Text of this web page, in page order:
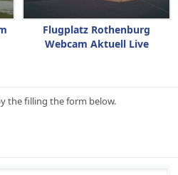
Flugplatz Rothenburg
Webcam Aktuell Live
the filling the form below.